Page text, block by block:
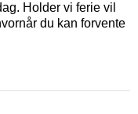
Holder vi ferie vil
du kan forvente